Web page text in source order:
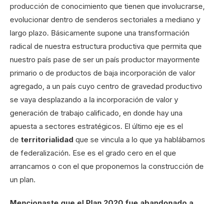
producción de conocimiento que tienen que involucrarse,
evolucionar dentro de senderos sectoriales a mediano y
largo plazo. Básicamente supone una transformación
radical de nuestra estructura productiva que permita que
nuestro país pase de ser un país productor mayormente
primario o de productos de baja incorporación de valor
agregado, a un país cuyo centro de gravedad productivo
se vaya desplazando a la incorporación de valor y
generación de trabajo calificado, en donde hay una
apuesta a sectores estratégicos. El último eje es el
de territorialidad que se vincula a lo que ya hablábamos
de federalización. Ese es el grado cero en el que
arrancamos o con el que proponemos la construcción de
un plan.